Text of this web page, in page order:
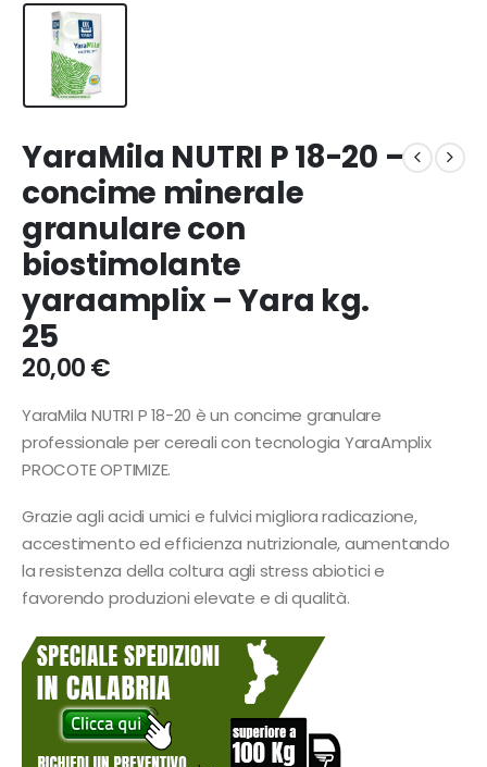
YaraMila NUTRI P 18-20 –
concime minerale
granulare con
biostimolante
yaraamplix – Yara kg.
25
20,00€
YaraMila NUTRI P 18-20 è un concime granulare
professionale per cereali con tecnologia YaraAmplix
PROCOTE OPTIMIZE.
Grazie agli acidi umici e fulvici migliora radicazione,
accestimento ed efficienza nutrizionale, aumentando
la resistenza della coltura agli stress abiotici e
favorendo produzioni elevate e di qualità.